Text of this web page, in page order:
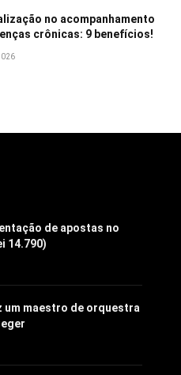
no acompanhamento
crônicas: 9 benefícios!
de apostas no
14.790)
um maestro de orquestra